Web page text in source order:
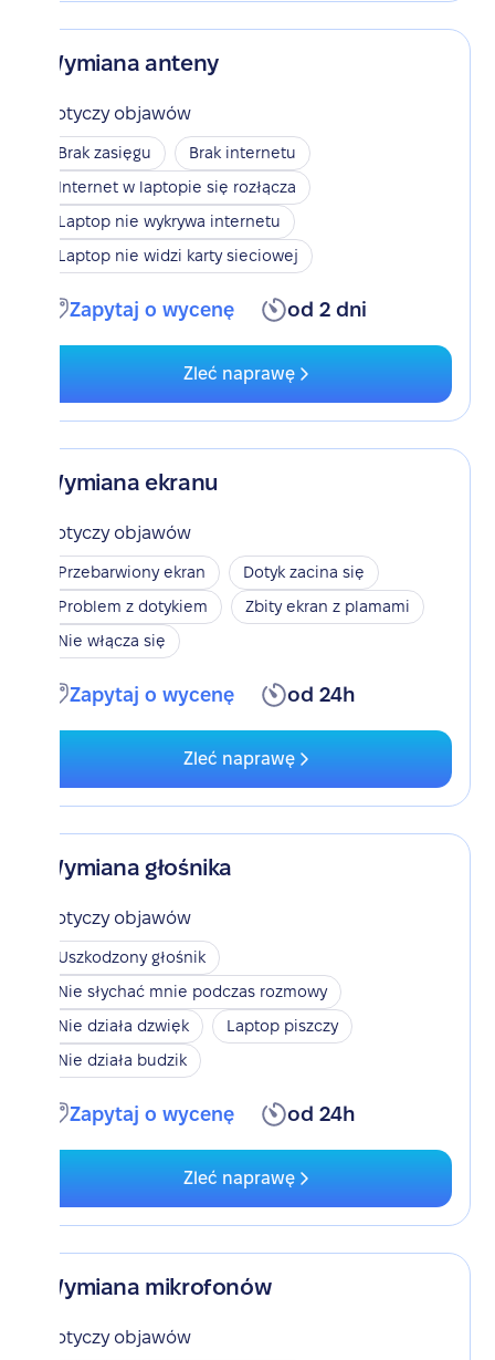
Wymiana anteny
Dotyczy objawów
Brak zasięgu
Brak internetu
Internet w laptopie się rozłącza
Laptop nie wykrywa internetu
Laptop nie widzi karty sieciowej
Zapytaj o wycenę od 2 dni
Zleć naprawę
Wymiana ekranu
Dotyczy objawów
Przebarwiony ekran
Dotyk zacina się
Problem z dotykiem
Zbity ekran z plamami
Nie włącza się
Zapytaj o wycenę od 24h
Zleć naprawę
Wymiana głośnika
Dotyczy objawów
Uszkodzony głośnik
Nie słychać mnie podczas rozmowy
Nie działa dzwięk
Laptop piszczy
Nie działa budzik
Zapytaj o wycenę od 24h
Zleć naprawę
Wymiana mikrofonów
Dotyczy objawów